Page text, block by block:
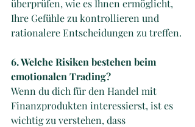
überprüfen, wie es Ihnen ermöglicht,
Ihre Gefühle zu kontrollieren und
rationalere Entscheidungen zu treffen.
6. Welche Risiken bestehen beim
emotionalen Trading?
Wenn du dich für den Handel mit
Finanzprodukten interessierst, ist es
wichtig zu verstehen, dass